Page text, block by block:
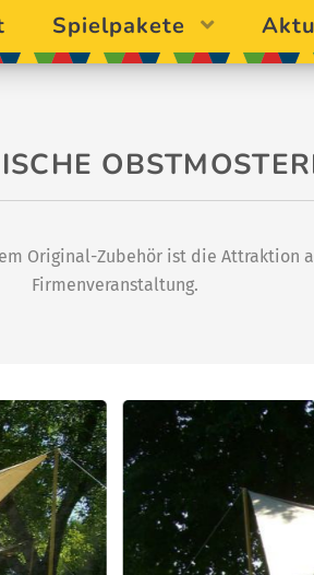
Spielpakete
Original-Zubehör ist die Attraktion
Firmenveranstaltung.